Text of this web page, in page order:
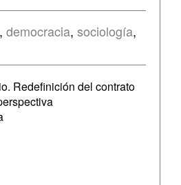
, democracia, sociología,
Redefinición del contrato